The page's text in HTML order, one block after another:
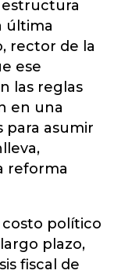
estructura
última
rector de la
ese
las reglas
en una
para asumir
reforma
político
plazo,
fiscal de